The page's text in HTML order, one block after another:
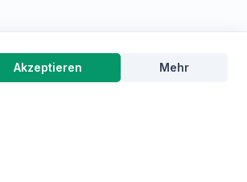
Akzeptieren Mehr